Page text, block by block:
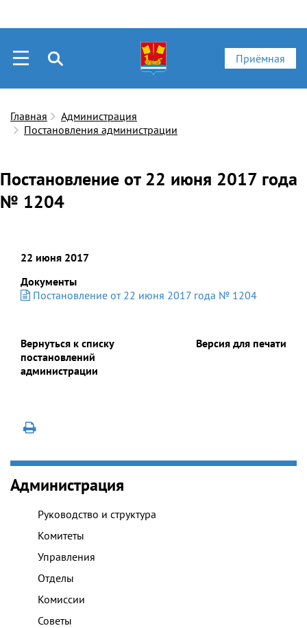
Приёмная
Главная
Администрация
Постановления администрации
Постановление от 22 июня 2017 года
№ 1204
22 июня 2017
Документы
Постановление от 22 июня 2017 года № 1204
Вернуться к списку
постановлений
администрации
Версия для печати
Администрация
Руководство и структура
Комитеты
Управления
Отделы
Комиссии
Советы